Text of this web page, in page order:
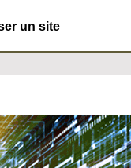
un site